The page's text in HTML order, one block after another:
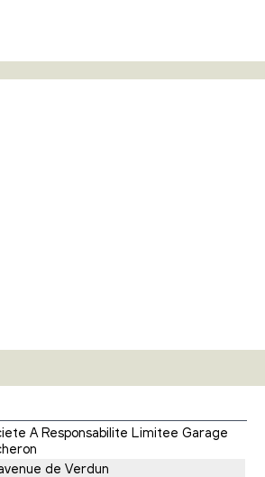
A Responsabilite Limitee Garage
de Verdun